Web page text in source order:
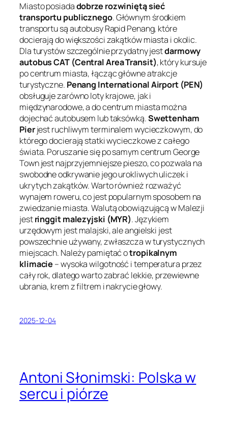
Miasto posiadadobrze rozwiniętą sieć
transportu publicznego. Głównym środkiem
transportu są autobusy Rapid Penang, które
docierają do większości zakątków miasta i okolic.
Dla turystów szczególnie przydatny jestdarmowy
autobus CAT (Central Area Transit), który kursuje
po centrum miasta, łącząc główne atrakcje
turystyczne. Penang International Airport (PEN)
obsługuje zarówno loty krajowe, jak i
międzynarodowe, a do centrum miasta można
dojechać autobusem lub taksówką.Swettenham
Pierjest ruchliwym terminalem wycieczkowym, do
którego docierają statki wycieczkowe z całego
świata. Poruszanie się po samym centrum George
Town jest najprzyjemniejsze pieszo, co pozwala na
swobodne odkrywanie jego urokliwych uliczek i
ukrytych zakątków. Warto również rozważyć
wynajem roweru, co jest popularnym sposobem na
zwiedzanie miasta. Walutą obowiązującą w Malezji
jestringgit malezyjski (MYR). Językiem
urzędowym jest malajski, ale angielski jest
powszechnie używany, zwłaszcza w turystycznych
miejscach. Należy pamiętać otropikalnym
klimacie – wysoka wilgotność i temperatura przez
cały rok, dlatego warto zabrać lekkie, przewiewne
ubrania, krem z filtrem i nakrycie głowy.
2025-12-04
Antoni Słonimski: Polska w
sercu i piórze